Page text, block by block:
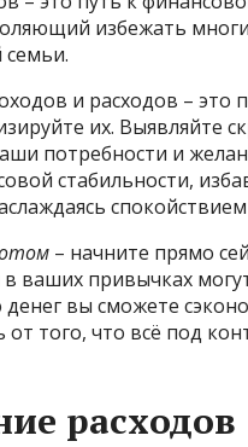
избежать
семьи.
и расходов – это
их. Выявляйте
потребности и
стабильности,
– начните прямо
ваших привычках
вы сможете
от того, что всё под
расходов